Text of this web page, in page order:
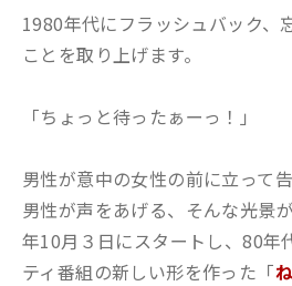
1980年代にフラッシュバック、
ことを取り上げます。
「ちょっと待ったぁーっ！」
男性が意中の女性の前に立って
男性が声をあげる、そんな光景
年10月３日にスタートし、80年
ティ番組の新しい形を作った「